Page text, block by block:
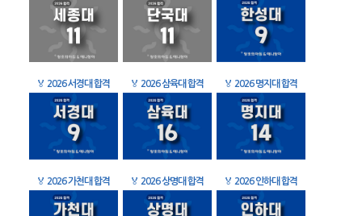
🏅 2026 서경대 합격 🏅 2026 삼육대 합격 🏅 2026 명지대 합격
🏅 2026 가천대 합격 🏅 2026 상명대 합격 🏅 2026 인하대 합격